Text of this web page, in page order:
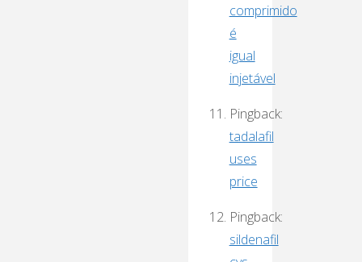
comprimido
é
igual
injetável
Pingback:
tadalafil
uses
price
Pingback:
sildenafil